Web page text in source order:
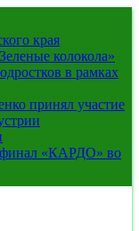
края
колокола»
в рамках
принял участие
финал «КАРДО» во